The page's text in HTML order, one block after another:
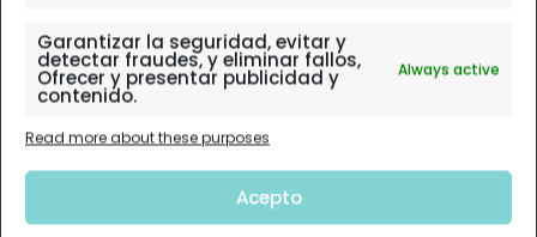
Garantizar la seguridad, evitar y
detectar fraudes, y eliminar fallos,
Ofrecer y presentar publicidad y
contenido.
Always active
Read more about these purposes
Acepto